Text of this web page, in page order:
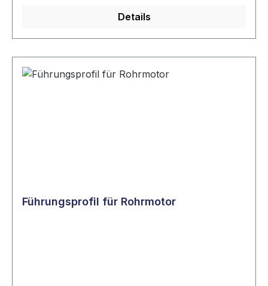
Details
Führungsprofil für Rohrmotor